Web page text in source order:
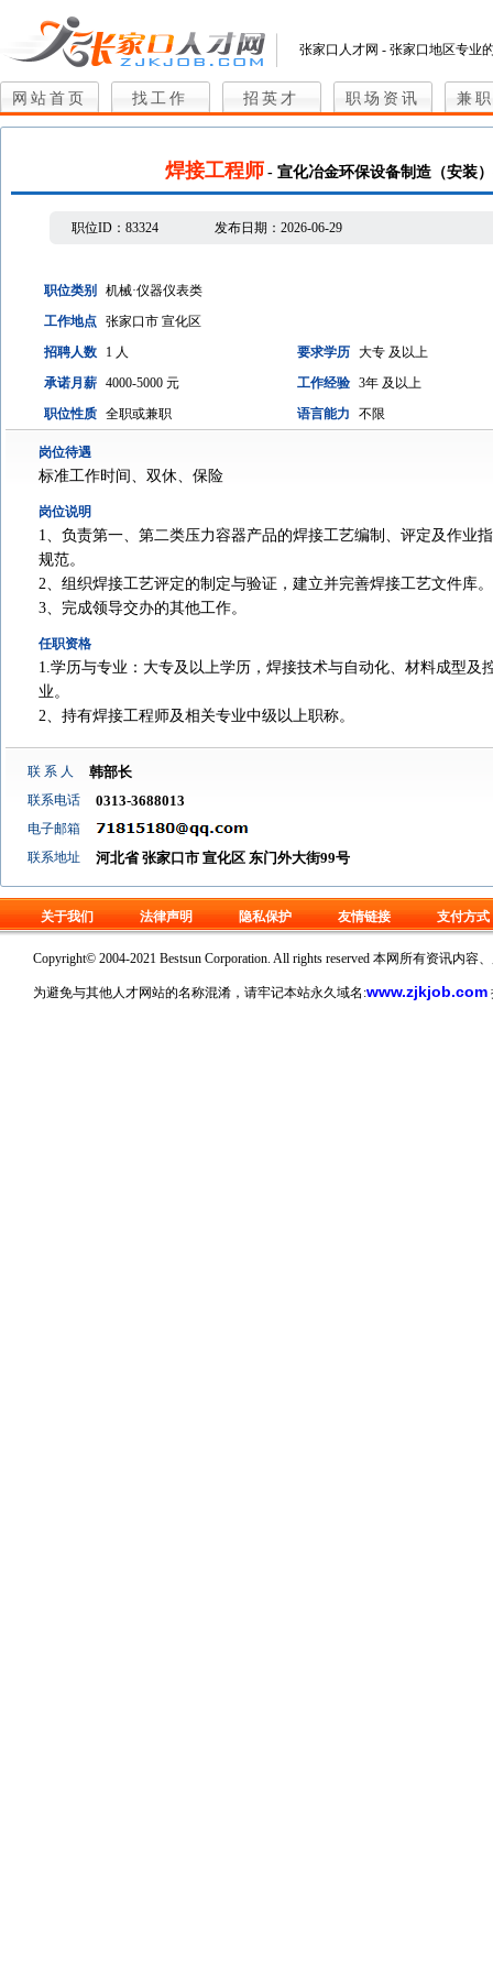
张家口人才网 - 张家口地区专业
网站首页 找工作 招英才 职场资讯 兼
焊接工程师 - 宣化冶金环保设备制造（安装
职位ID： 83324 发布日期： 2026-06-29
职位类别
机械·仪器仪表类
工作地点 张家口市 宣化区
招聘人数
1 人 要求学历 大专 及以上
承诺月薪 4000-5000 元 工作经验 3年 及以上
职位性质 全职或兼职 语言能力 不限
岗位待遇
标准工作时间、双休、保险
岗位说明
1、负责第一、第二类压力容器产品的焊接工艺编制、评定及作业
规范。
2、组织焊接工艺评定的制定与验证，建立并完善焊接工艺文件库。
3、完成领导交办的其他工作。
任职资格
1.学历与专业：大专及以上学历，焊接技术与自动化、材料成型及
业。
2、持有焊接工程师及相关专业中级以上职称。
联 系 人 韩部长
联系电话 0313-3688013
电子邮箱
联系地址
河北省 张家口市 宣化区 东门外大街99号
关于我们 法律声明 隐私保护 友情链接 支付方式
Copyright© 2004-2021 Bestsun Corporation. All rights reserved 本网所有资讯内
为避免与其他人才网站的名称混淆，请牢记本站永久域名:www.zjkjob.com